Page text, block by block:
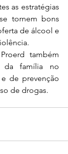
as estratégias
tornem bons
de álcool e
também
da família no
de prevenção
de drogas.